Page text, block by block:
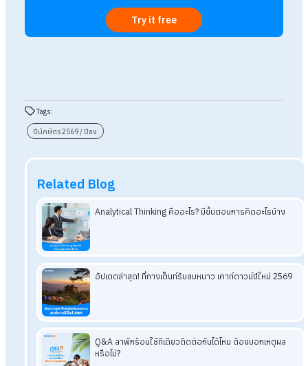
พิกัด: ตำบลอ่างศิลา อำเภอเมืองชลบุรี จังหวัดชลบุรี
พิกัด: ซอยทิพย์วารี แขวงวังบูรพาภิรมย์ เขตพระนคร กรุงเทพฯ
เบอร์โทรศัพท์: 0 2222 5988
เฟซบุ๊ก:
สรุปปีชง 2569 มีปีนักษัตรอะไรบ้าง? ต้
แก้ชงยังไง แก้ที่ไหน
โดยสรุปแล้ว ปีชง 2569 ได้แก่ ปีชวด (ชง 100%) พร้อมปีชงร่วม
ปีมะเมีย ปีเถาะ และปีระกา ซึ่งตามความเชื่อจีน “ปีชง” หมายถึงกา
ดวงชะตาปะทะกับพลังประจำปี อาจเกิดทั้งเรื่องดีและเรื่องที่ต้องร
คนส่วนใหญ่จึงนิยมไปทำพิธีแก้ชงเพื่อเสริมสิริมงคล โดยสามารถ
ได้ตั้งแต่ต้นปีหรือหลังตรุษจีน พร้อมเตรียมของไหว้พื้นฐาน เช่น เที
แดง ธูป ส้ม ขนมมงคล และกระดาษไหว้